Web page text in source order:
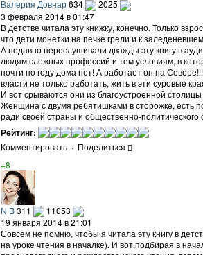
Валерия Довнар634
2025
3 февраля 2014 в 01:47
В детстве читала эту книжку, конечно. Только
что дети монетки на печке грели и к
А недавно переслушивали дважды эту книгу в
людям сложных профессий и тем условиям, в
почти по году дома нет! А работает он на
власти не только работать, жить в эти суровые
И вот срываются они из благоустроенной
Женщина с двумя ребятишками в сторожке, есть
ради своей страны и общественно-политического
Рейтинг:
Комментировать · Поделиться
+8
N B311
11053
19 января 2014 в 21:01
Совсем не помню, чтобы я читала эту книгу в
на уроке чтения в началке). И вот,подбирая в